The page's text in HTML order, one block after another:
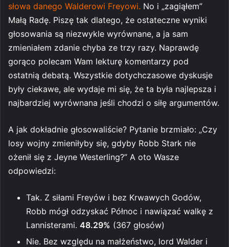
słowa danego Walderowi Freyowi. No i „zagiąłem”
Małą Radę. Piszę tak dlatego, że ostateczne wyniki
głosowania są niezwykle wyrównane, a ja sam
zmieniałem zdanie chyba ze trzy razy. Naprawdę
gorąco polecam Wam lekturę komentarzy pod
ostatnią debatą. Wszystkie dotychczasowe dyskusje
były ciekawe, ale wydaje mi się, że ta była najlepsza i
najbardziej wyrównana jeśli chodzi o siłę argumentów.
A jak dokładnie głosowaliście? Pytanie brzmiało: „Czy
losy wojny zmieniłyby się, gdyby Robb Stark nie
ożenił się z Jeyne Westerling?” A oto Wasze
odpowiedzi:
Tak. Z siłami Freyów i bez Krwawych Godów,
Robb mógł odzyskać Północ i nawiązać walkę z
Lannisterami. 48.29% (367 głosów)
Nie. Bez względu na małżeństwo, lord Walder i